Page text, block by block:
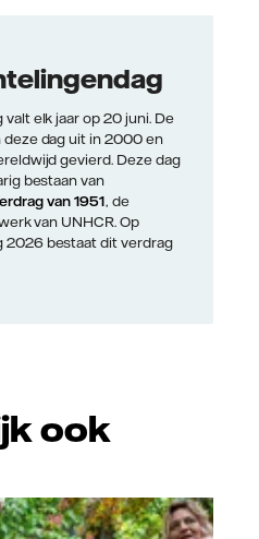
elk jaar op 20 juni. De
dag uit in 2000 en
gevierd. Deze dag
bestaan van
van 1951, de
van UNHCR. Op
2026 bestaat dit verdrag
ook